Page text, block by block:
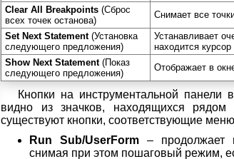
Clear All Breakpoints (Сброс
всех точек останова)
Снимает все
Set Next Statement(Установка
следующего предложения)
Устанавливает
находится курсор
Show Next Statement(Показ
следующего предложения)
Отображает в
Кнопки на инструментальной
видно из значков, находящихся
существуют кнопки, соответствующие меню
Run Sub/UserForm– продолжает
снимая при этом пошаговый режим,